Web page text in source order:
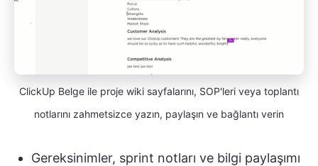
ClickUp Belge ile proje wiki sayfalarını, SOP'leri veya toplantı
notlarını zahmetsizce yazın, paylaşın ve bağlantı verin
Gereksinimler, sprint notları ve bilgi paylaşımı